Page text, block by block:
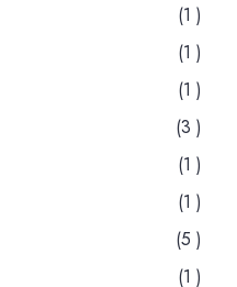
(1 )
(1 )
(1 )
(3 )
(1 )
(1 )
(5 )
(1 )